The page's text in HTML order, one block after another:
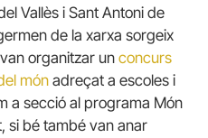
Vallès i Sant Antoni de
de la xarxa sorgeix
organitzar un concurs
mónadreçat a escoles i
a secció al programa Món
si bé també van anar